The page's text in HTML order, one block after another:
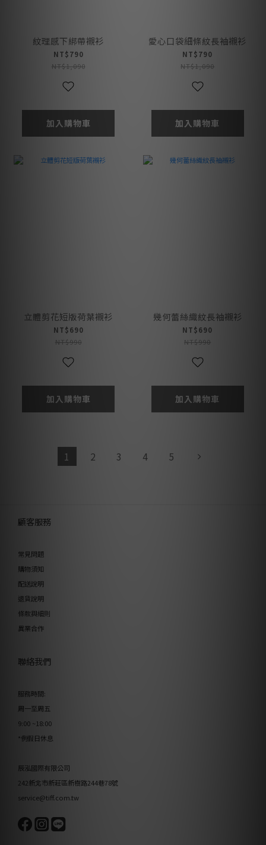
紋理感下綁帶襯衫
NT$790
NT$1,090
加入購物車
愛心口袋細條紋長袖襯衫
NT$790
NT$1,090
加入購物車
立體剪花短版荷葉襯衫
NT$690
NT$990
加入購物車
幾何蕾絲織紋長袖襯衫
NT$690
NT$990
加入購物車
1 2 3 4 5
顧客服務
常見問題
購物須知
配送說明
退貨說明
條款與細則
異業合作
聯絡我們
服務時間:
周一至周五
9:00 ~18:00
*例假日休息
辰泓國際有限公司
242新北市新莊區新樹路244巷78號
service@tiff.com.tw